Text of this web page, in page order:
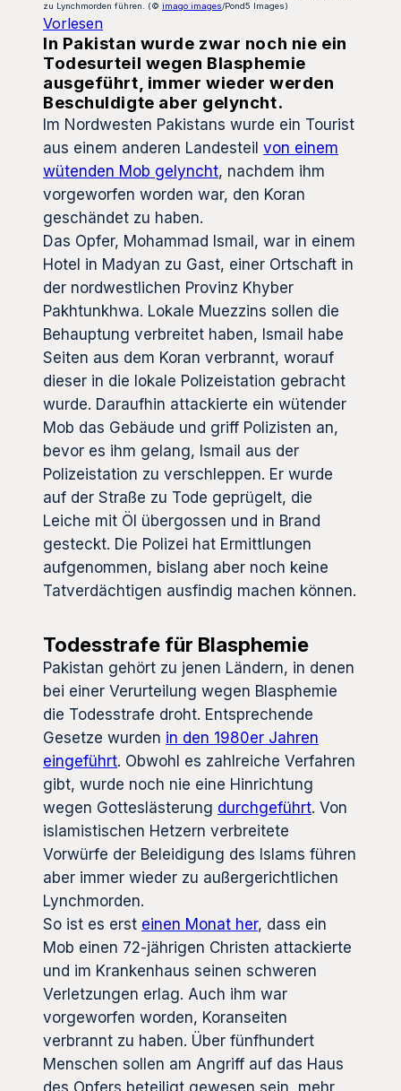
zu Lynchmorden führen. (© imago images/Pond5 Images)
Vorlesen
In Pakistan wurde zwar noch nie ein
Todesurteil wegen Blasphemie
ausgeführt, immer wieder werden
Beschuldigte aber gelyncht.
Im Nordwesten Pakistans wurde ein Tourist
aus einem anderen Landesteil von einem
wütenden Mob gelyncht, nachdem ihm
vorgeworfen worden war, den Koran
geschändet zu haben.
Das Opfer, Mohammad Ismail, war in einem
Hotel in Madyan zu Gast, einer Ortschaft in
der nordwestlichen Provinz Khyber
Pakhtunkhwa. Lokale Muezzins sollen die
Behauptung verbreitet haben, Ismail habe
Seiten aus dem Koran verbrannt, worauf
dieser in die lokale Polizeistation gebracht
wurde. Daraufhin attackierte ein wütender
Mob das Gebäude und griff Polizisten an,
bevor es ihm gelang, Ismail aus der
Polizeistation zu verschleppen. Er wurde
auf der Straße zu Tode geprügelt, die
Leiche mit Öl übergossen und in Brand
gesteckt. Die Polizei hat Ermittlungen
aufgenommen, bislang aber noch keine
Tatverdächtigen ausfindig machen können.
Todesstrafe für Blasphemie
Pakistan gehört zu jenen Ländern, in denen
bei einer Verurteilung wegen Blasphemie
die Todesstrafe droht. Entsprechende
Gesetze wurden in den 1980er Jahren
eingeführt. Obwohl es zahlreiche Verfahren
gibt, wurde noch nie eine Hinrichtung
wegen Gotteslästerung durchgeführt. Von
islamistischen Hetzern verbreitete
Vorwürfe der Beleidigung des Islams führen
aber immer wieder zu außergerichtlichen
Lynchmorden.
So ist es erst einen Monat her, dass ein
Mob einen 72-jährigen Christen attackierte
und im Krankenhaus seinen schweren
Verletzungen erlag. Auch ihm war
vorgeworfen worden, Koranseiten
verbrannt zu haben. Über fünfhundert
Menschen sollen am Angriff auf das Haus